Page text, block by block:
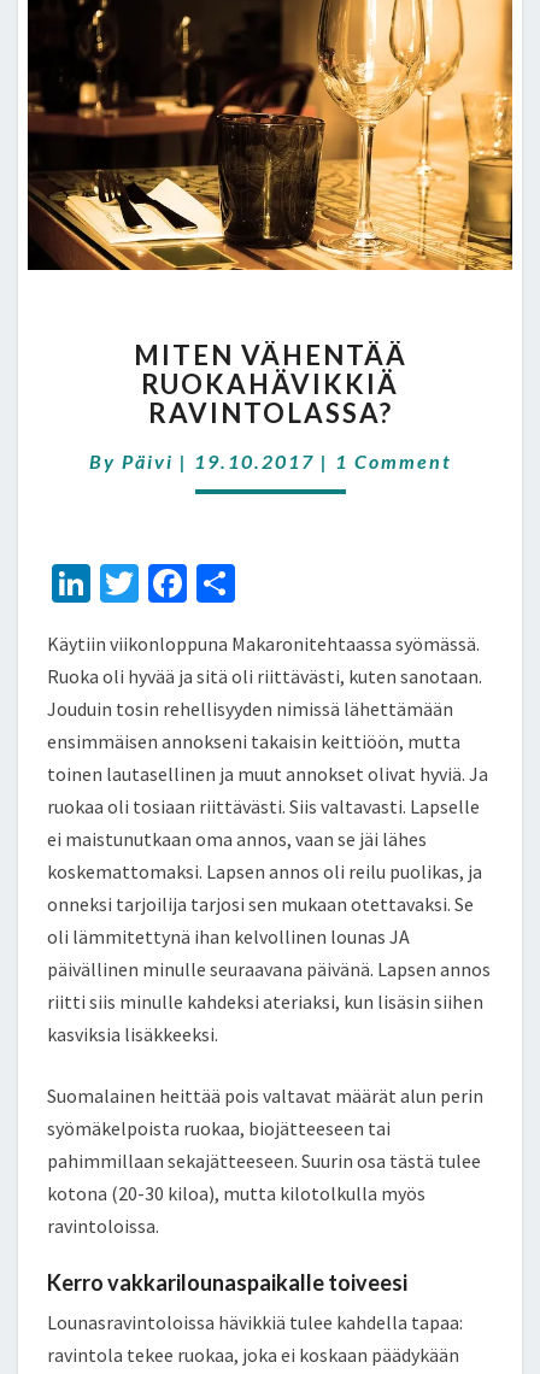
VÄHENTÄÄ
RUOKAHÄVIKKIÄ
RAVINTOLASSA?
MITEN VÄHENTÄÄ
RUOKAHÄVIKKIÄ
RAVINTOLASSA?
By Päivi | 19.10.2017 | Comments
1 Comment
Li
ke
dI
n
T
tt
er
Fa
b
o
o
k
ar
e
Käytiin viikonloppuna Makaronitehtaassa syömässä.
Ruoka oli hyvää ja sitä oli riittävästi, kuten sanotaan.
Jouduin tosin rehellisyyden nimissä lähettämään
ensimmäisen annokseni takaisin keittiöön, mutta
toinen lautasellinen ja muut annokset olivat hyviä. Ja
ruokaa oli tosiaan riittävästi. Siis valtavasti. Lapselle
ei maistunutkaan oma annos, vaan se jäi lähes
koskemattomaksi. Lapsen annos oli reilu puolikas, ja
onneksi tarjoilija tarjosi sen mukaan otettavaksi. Se
oli lämmitettynä ihan kelvollinen lounas JA
päivällinen minulle seuraavana päivänä. Lapsen annos
riitti siis minulle kahdeksi ateriaksi, kun lisäsin siihen
kasviksia lisäkkeeksi.
Suomalainen heittää pois valtavat määrät alun perin
syömäkelpoista ruokaa, biojätteeseen tai
pahimmillaan sekajätteeseen. Suurin osa tästä tulee
kotona (20­-30 kiloa), mutta kilotolkulla myös
ravintoloissa.
Kerro vakkarilounaspaikalle toiveesi
Lounasravintoloissa hävikkiä tulee kahdella tapaa:
ravintola tekee ruokaa, joka ei koskaan päädykään